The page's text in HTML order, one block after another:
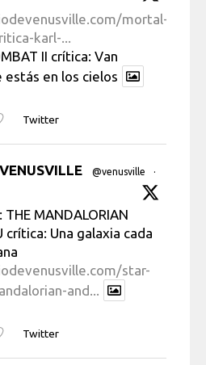
mortal-
karl-...
II crítica: Van
estás en los cielos
Twitter
@venusville
·
THE MANDALORIAN
crítica: Una galaxia cada
star-
and...
Twitter